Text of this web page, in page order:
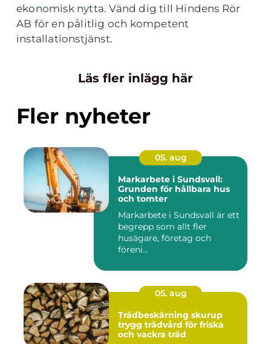
ekonomisk nytta. Vänd dig till Hindens Rör
AB för en pålitlig och kompetent
installationstjänst.
Läs fler inlägg här
Fler nyheter
05. aug
Markarbete i Sundsvall:
Grunden för hållbara hus
och tomter
Markarbete i Sundsvall är ett
begrepp som allt fler
husägare, företag och
föreni...
05. aug
Trädbeskärning skurup
trygg trädvård för friska
och vackra träd